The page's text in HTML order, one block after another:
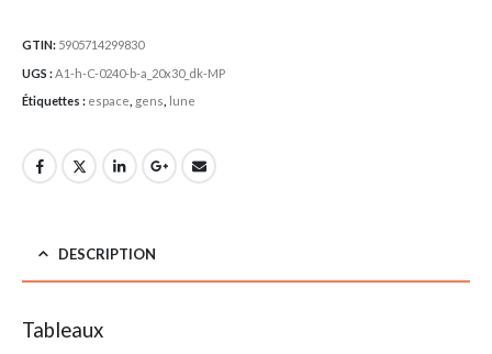
GTIN: 5905714299830
UGS : A1-h-C-0240-b-a_20x30_dk-MP
Étiquettes : espace gens lune
DESCRIPTION
Tableaux